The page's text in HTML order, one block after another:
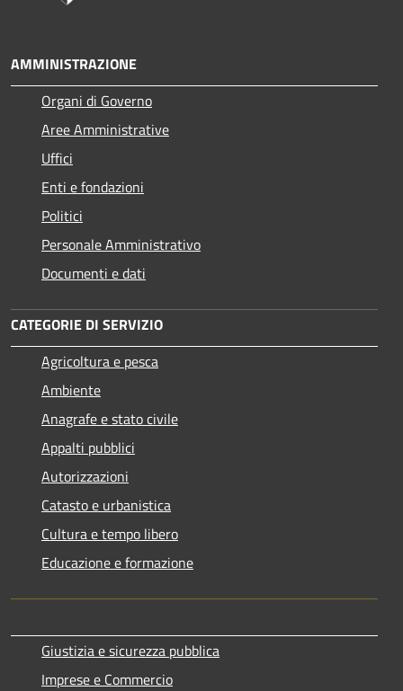
AMMINISTRAZIONE
Organi di Governo
Aree Amministrative
Uffici
Enti e fondazioni
Politici
Personale Amministrativo
Documenti e dati
CATEGORIE DI SERVIZIO
Agricoltura e pesca
Ambiente
Anagrafe e stato civile
Appalti pubblici
Autorizzazioni
Catasto e urbanistica
Cultura e tempo libero
Educazione e formazione
Giustizia e sicurezza pubblica
Imprese e Commercio